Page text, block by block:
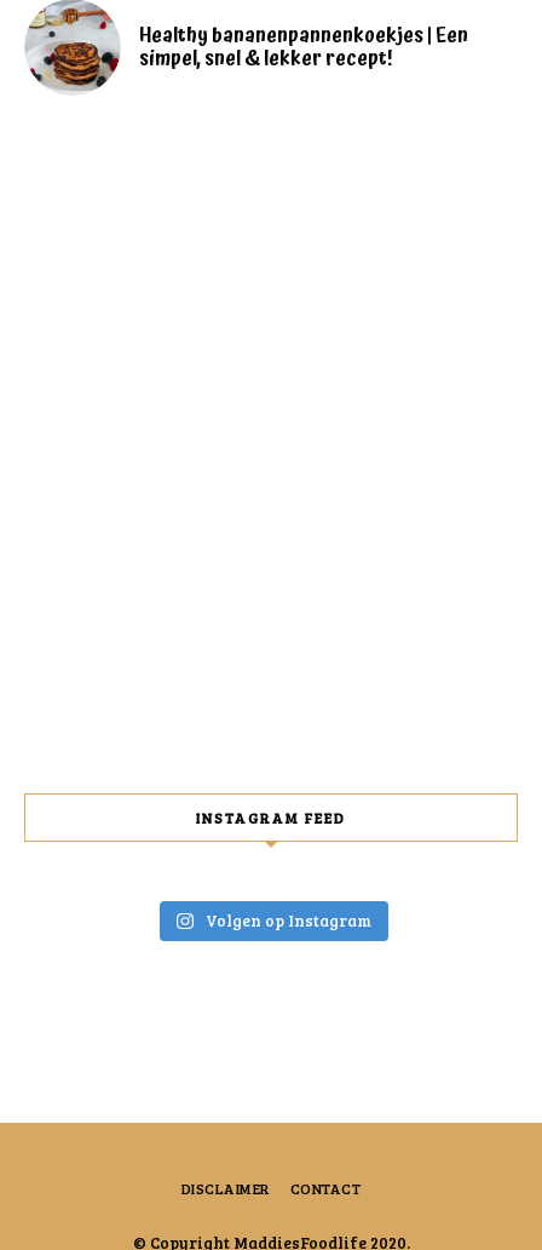
Healthy bananenpannenkoekjes | Een
simpel, snel & lekker recept!
INSTAGRAM FEED
Volgen op Instagram
DISCLAIMER CONTACT
© Copyright MaddiesFoodlife 2020.